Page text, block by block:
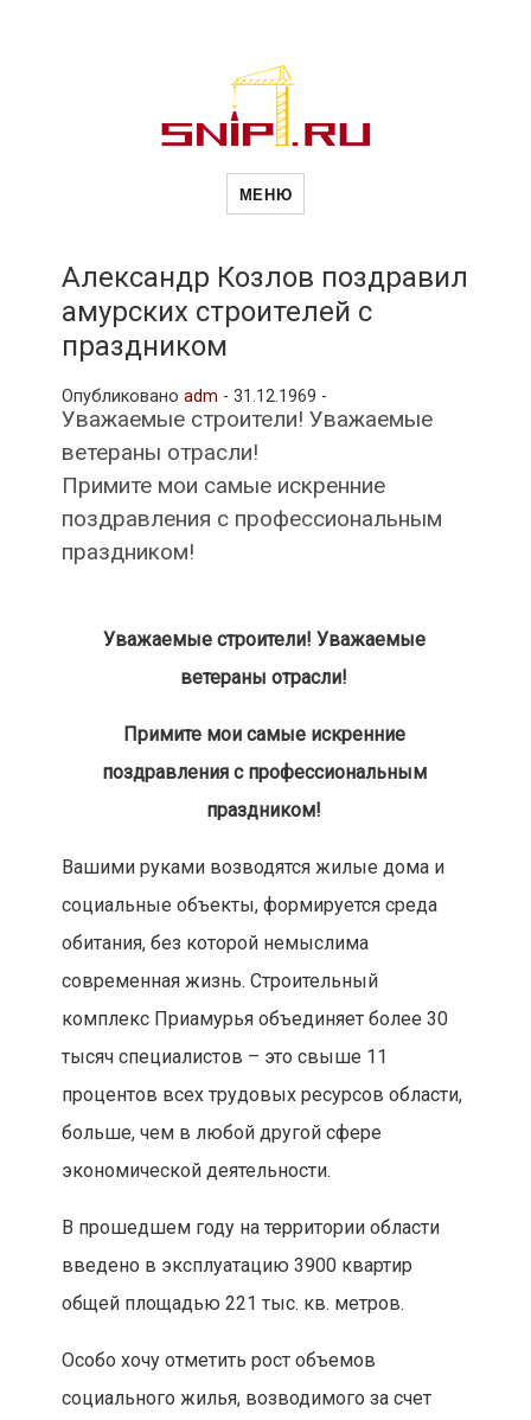
Новости
рубрики
МЕНЮ
Александр Козлов поздравил
амурских строителей с
праздником
Опубликовано adm - 31.12.1969 -
Уважаемые строители! Уважаемые
ветераны отрасли!
Примите мои самые искренние
поздравления с профессиональным
праздником!
Уважаемые строители! Уважаемые
ветераны отрасли!
Примите мои самые искренние
поздравления с профессиональным
праздником!
Вашими руками возводятся жилые дома и
социальные объекты, формируется среда
обитания, без которой немыслима
современная жизнь. Строительный
комплекс Приамурья объединяет более 30
тысяч специалистов – это свыше 11
процентов всех трудовых ресурсов области,
больше, чем в любой другой сфере
экономической деятельности.
В прошедшем году на территории области
введено в эксплуатацию 3900 квартир
общей площадью 221 тыс. кв. метров.
Особо хочу отметить рост объемов
социального жилья, возводимого за счет